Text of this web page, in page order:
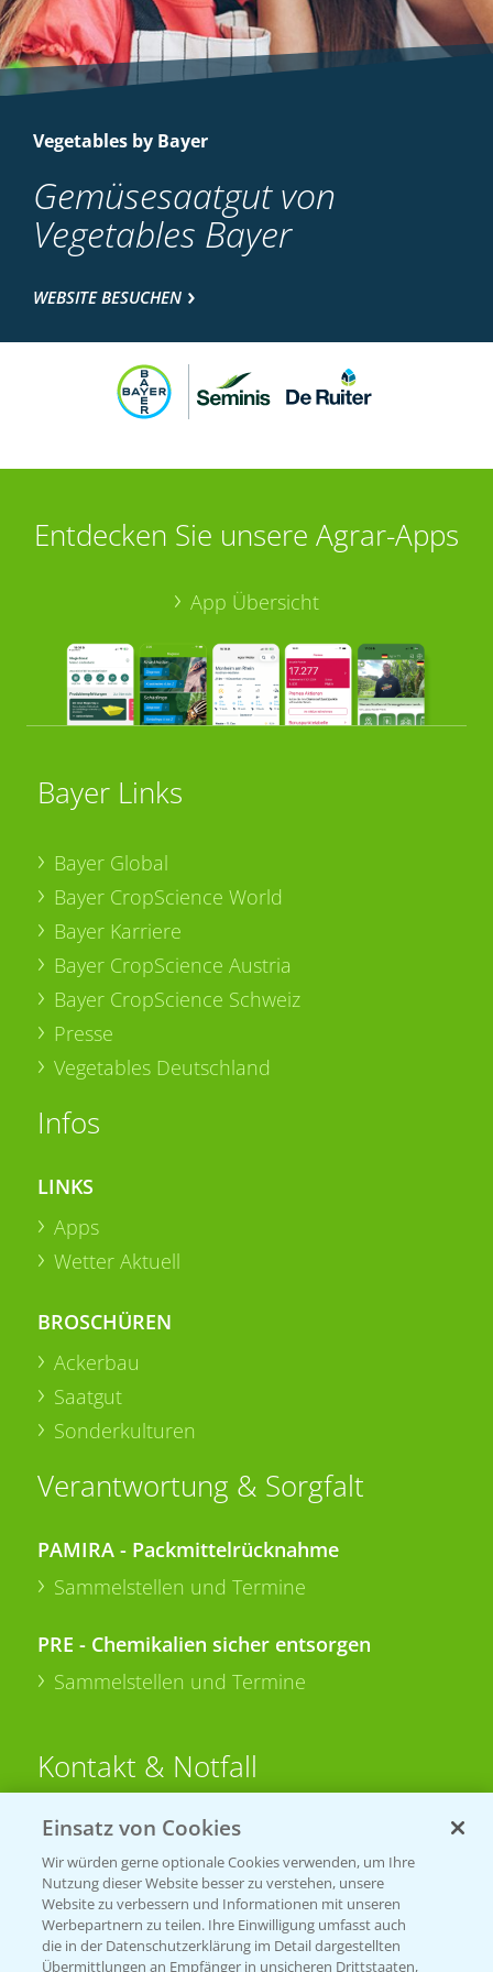
Vegetables by Bayer
Gemüsesaatgut von
Vegetables Bayer
WEBSITE BESUCHEN
Entdecken Sie unsere Agrar-Apps
App Übersicht
Bayer Links
Bayer Global
Bayer CropScience World
Bayer Karriere
Bayer CropScience Austria
Bayer CropScience Schweiz
Presse
Vegetables Deutschland
Infos
LINKS
Apps
Wetter Aktuell
BROSCHÜREN
Ackerbau
Saatgut
Sonderkulturen
Verantwortung & Sorgfalt
PAMIRA - Packmittelrücknahme
Sammelstellen und Termine
PRE - Chemikalien sicher entsorgen
Sammelstellen und Termine
Kontakt & Notfall
Beratung auf WhatsApp
T.+49 (0)174 346 564 1
KONTAKT
Einsatz von Cookies
Wir würden gerne optionale Cookies verwenden, um Ihre
Nutzung dieser Website besser zu verstehen, unsere
Website zu verbessern und Informationen mit unseren
Werbepartnern zu teilen. Ihre Einwilligung umfasst auch
die in der Datenschutzerklärung im Detail dargestellten
Übermittlungen an Empfänger in unsicheren Drittstaaten,